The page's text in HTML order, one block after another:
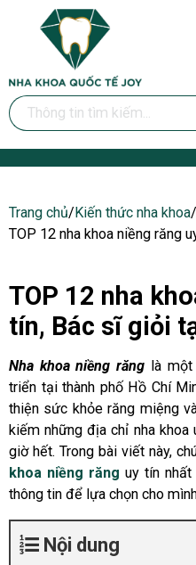
Search ...
Trang chủ/Kiến thức nha khoa/
TOP 12 nha khoa niềng răng
TOP 12 nha
tín, Bác sĩ giỏi
Nha khoa niềng răng là
triển tại thành phố Hồ Chí
thiện sức khỏe răng miệng
kiếm những địa chỉ nha
giờ hết. Trong bài viết này,
khoa niềng răng uy tín
thông tin để lựa chọn cho
Nội dung